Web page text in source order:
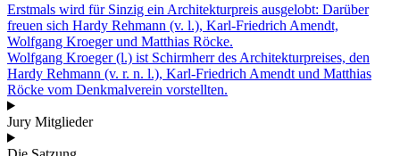
Erstmals wird für Sinzig ein Architekturpreis ausgelobt: Darüber
freuen sich Hardy Rehmann (v. l.), Karl-Friedrich Amendt,
Wolfgang Kroeger und Matthias Röcke.
Wolfgang Kroeger (l.) ist Schirmherr des Architekturpreises, den
Hardy Rehmann (v. r. n. l.), Karl-Friedrich Amendt und Matthias
Röcke vom Denkmalverein vorstellten.
Jury Mitglieder